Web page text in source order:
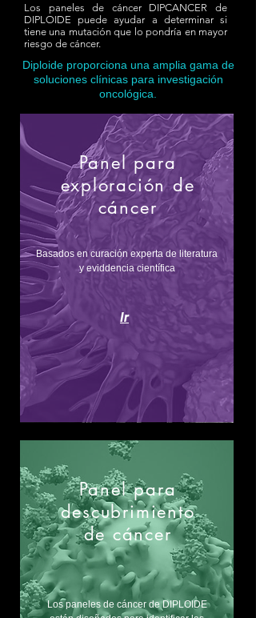
Los paneles de cáncer DIPCANCER de
DIPLOIDE puede ayudar a determinar si
tiene una mutación que lo pondría en mayor
riesgo de cáncer.
Diploide proporciona una amplia gama de
soluciones clínicas para investigación
oncológica.
Panel para
exploración de
cáncer
Basados en curación experta de literatura
y eviddencia científica
Ir
Panel para
descubrimiento
de cáncer
Los paneles de cáncer de DIPLOIDE